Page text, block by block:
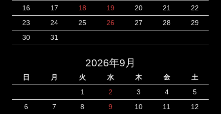
16
17 18 19 20 21
22
23
24 25 26 27 28
29
30
31
2026年9月
日 月 火 水 木 金
土
1
2 3 4
5
6
7 8 9 10 11
12